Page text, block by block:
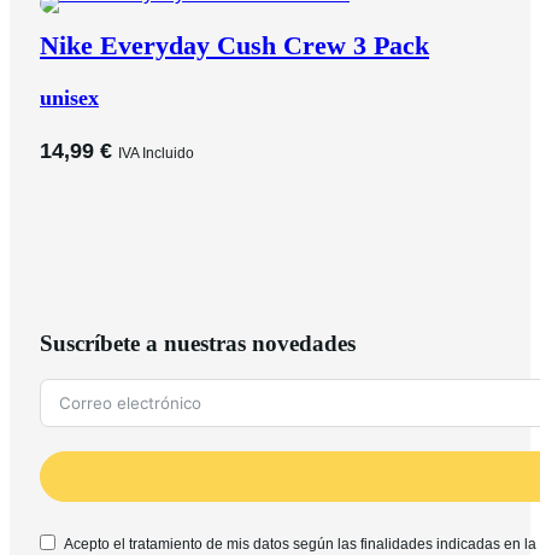
Nike Everyday Cush Crew 3 Pack
unisex
14,99 € IVA Incluido
Suscríbete a nuestras novedades
Acepto el tratamiento de mis datos según las finalidades indicadas en